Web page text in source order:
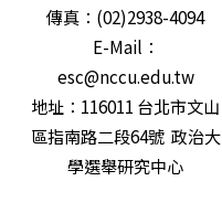
傳真：(02)2938-4094
E-Mail：
esc@nccu.edu.tw
地址：116011 台北市文山
區指南路二段64號 政治大
學選舉研究中心